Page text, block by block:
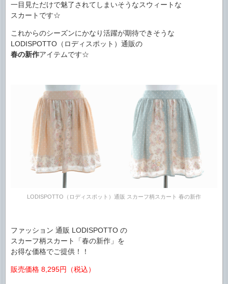
一目見ただけで魅了されてしまいそうなスウィートな
スカートです☆
これからのシーズンにかなり活躍が期待できそうな
LODISPOTTO（ロディスポット）通販の
春の新作アイテムです☆
LODISPOTTO（ロディスポット）通販 スカーフ柄スカート 春の新作
ファッション 通販 LODISPOTTO の
スカーフ柄スカート「春の新作」を
お得な価格でご提供！！
販売価格 8,295円（税込）